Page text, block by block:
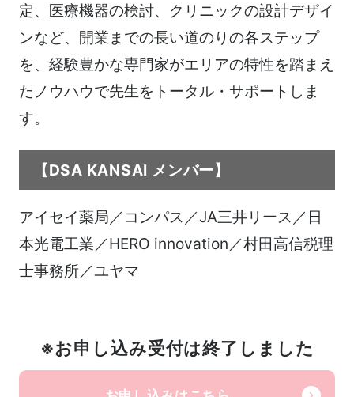
定、医療機器の検討、クリニックの設計デザイ
ンなど、開業までの長い道のりの各ステップ
を、経験豊かな専門家がエリアの特性を踏まえ
たノウハウで先生をトータル・サポートしま
す。
【DSA KANSAI メンバー】
アイセイ薬局／コンパス／JA三井リース／日
本光電工業／HERO innovation／村田高信税理
士事務所／ユヤマ
※お申し込み受付は終了しました